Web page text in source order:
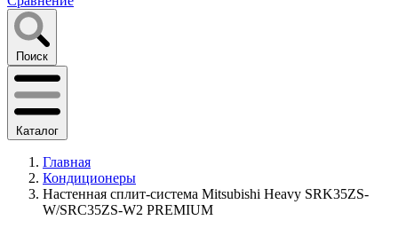
Поиск
Каталог
Главная
Кондиционеры
Настенная сплит-система Mitsubishi Heavy SRK35ZS-
W/SRC35ZS-W2 PREMIUM